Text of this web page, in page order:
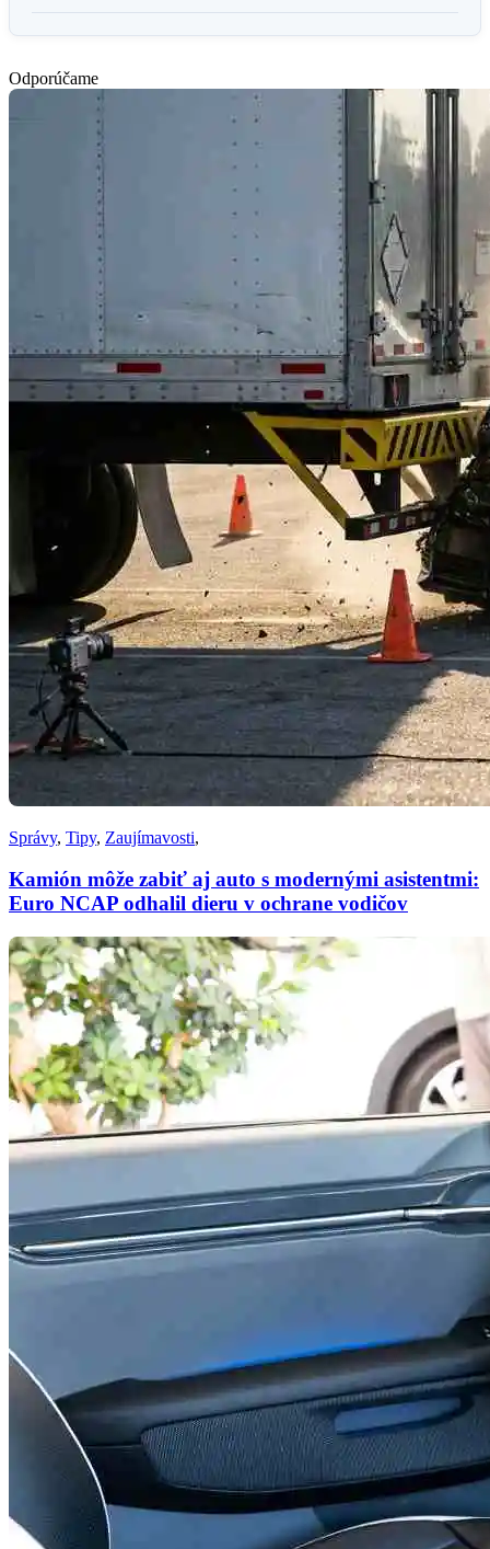
Odporúčame
Správy, Tipy, Zaujímavosti,
Kamión môže zabiť aj auto s modernými asistentmi:
Euro NCAP odhalil dieru v ochrane vodičov